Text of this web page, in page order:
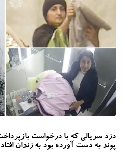
پوند به دست آورده بود به زندان افتاد